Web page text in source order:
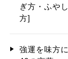
ぎ方・ふや
方]
強運を味方